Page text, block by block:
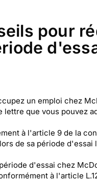
pour
un emploi chez
lettre que vous pouvez
à l'article 9 de la
de sa période d'essai
d'essai chez
à l'article